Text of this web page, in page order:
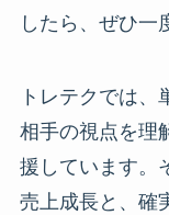
したら、ぜひ一
トレテクでは、
相手の視点を理
援しています。
売上成長と、確